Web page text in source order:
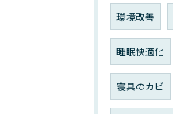
環境改善
睡眠快適化
寝具のカビ